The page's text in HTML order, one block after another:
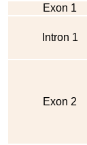
Exon 1
Intron 1
Exon 2